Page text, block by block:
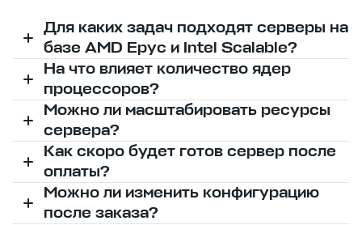
Для каких задач подходят серверы на
базе AMD Epyc и Intel Scalable?
На что влияет количество ядер
процессоров?
Можно ли масштабировать ресурсы
сервера?
Как скоро будет готов сервер после
оплаты?
Можно ли изменить конфигурацию
после заказа?